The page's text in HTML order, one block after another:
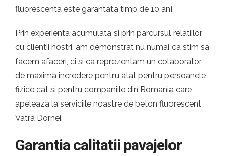
fluorescenta este garantata timp de 10 ani.
Prin experienta acumulata si prin parcursul relatiilor
cu clientii nostri, am demonstrat nu numai ca stim sa
facem afaceri, ci si ca reprezentam un colaborator
de maxima incredere pentru atat pentru persoanele
fizice cat si pentru companiile din Romania care
apeleaza la serviciile noastre de beton fluorescent
Vatra Dornei.
Garantia calitatii pavajelor